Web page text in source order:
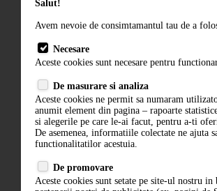
Salut!
Avem nevoie de consimtamantul tau de a
Necesare
Aceste cookies sunt necesare pentru
De masurare si analiza
Aceste cookies ne permit sa numaram
anumit element din pagina – rapoarte
si alegerile pe care le-ai facut, pentru a-ti
De asemenea, informatiile colectate ne ajuta
functionalitatilor acestuia.
De promovare
Aceste cookies sunt setate pe site-ul nostru